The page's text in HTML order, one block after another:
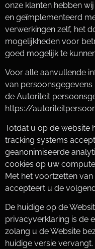
onze klanten hebben
en geïmplementeerd
verwerkingen zelf, het
mogelijkheden voor
goed mogelijk te
Voor alle aanvullende
van
de Autoriteit
https://
Totdat u op de website
tracking systems
geanonimiseerde
cookies op uw
Met het voortzetten
accepteert u de
De huidige op de
privacyverklaring is de
zolang u de Website
huidige versie vervangt.